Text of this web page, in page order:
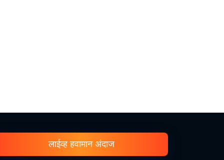
लाईव्ह हवामान अंदाज